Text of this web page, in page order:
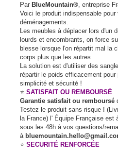
Par BlueMountain®, entreprise
Voici le produit indispensable
déménagements.
Les meubles à déplacer lors d'un
lourds et encombrants, on force
blesse lorsque l'on répartit mal la
corps plus que les autres.
La solution est d'utiliser des
répartir le poids efficacement
simplicité et sécurité !
⭐ SATISFAIT OU REMBOURSÉ
Garantie satisfait ou remboursé
Testez le produit sans risque !
la France) l' Équipe Française est
sous les 48h à vos questions/
à
⭐ SECURITÉ RENFORCÉE